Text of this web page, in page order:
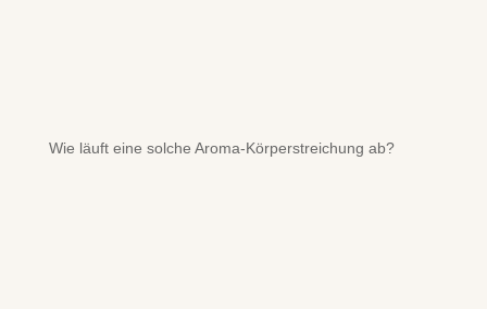
Wie läuft eine solche Aroma-Körperstreichung ab?